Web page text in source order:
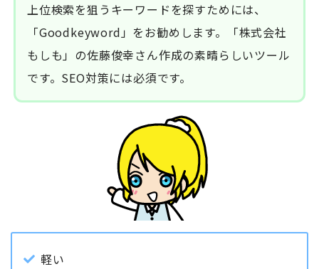
上位検索を狙うキーワードを探すためには、
「Goodkeyword」をお勧めします。「株式会社
もしも」の佐藤俊幸さん作成の素晴らしいツール
です。SEO対策には必須です。
軽い